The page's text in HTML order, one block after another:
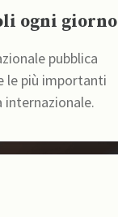
ogni giorno
pubblica
le più importanti